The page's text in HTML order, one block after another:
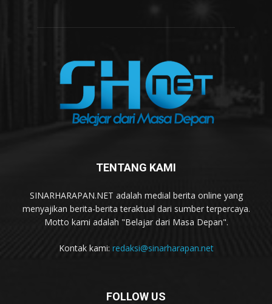
TENTANG KAMI
SINARHARAPAN.NET adalah medial berita online yang
menyajikan berita-berita teraktual dari sumber terpercaya.
Motto kami adalah "Belajar dari Masa Depan".
Kontak kami: redaksi@sinarharapan.net
FOLLOW US